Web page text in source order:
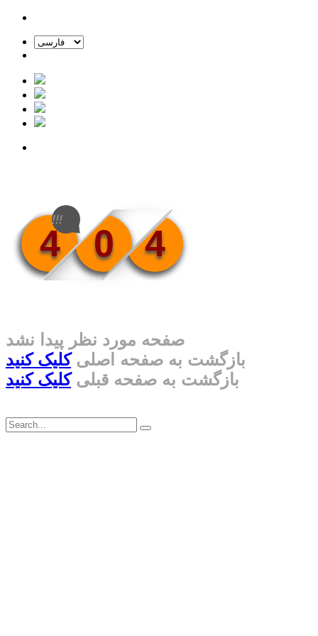
4 0 4
!!!
صفحه مورد نظر پیدا نشد
بازگشت به صفحه اصلیکلیک کنید
بازگشت به صفحه قبلیکلیک کنید